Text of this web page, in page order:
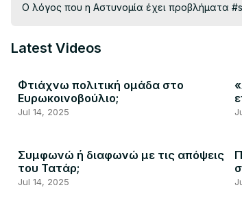
Ο λόγος που η Αστυνομία έχει προβλήματα
Latest Videos
Φτιάχνω πολιτική ομάδα στο
Ευρωκοινοβούλιο;
Jul 14, 2025
Συμφωνώ ή διαφωνώ με τις απόψεις
του Τατάρ;
Jul 14, 2025